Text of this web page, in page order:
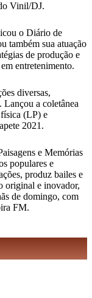
Vinil/DJ.
o Diário de
também sua atuação
de produção e
entretenimento.
diversas,
a coletânea
(LP) e
2021.
e Memórias
populares e
produz bailes e
original e inovador,
de domingo, com
FM.